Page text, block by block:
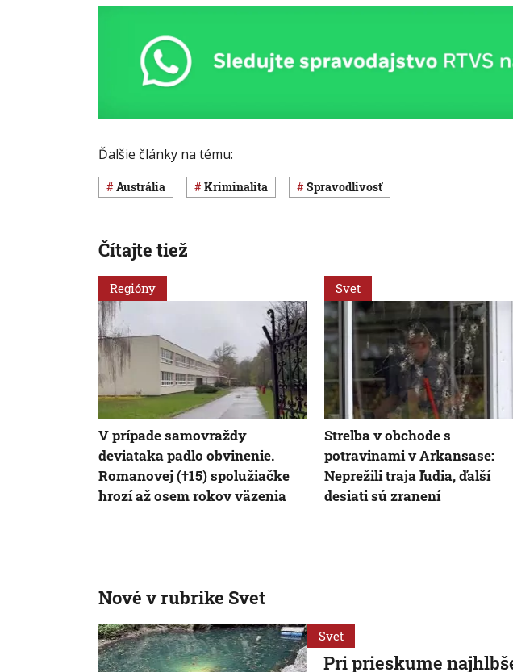
Ďalšie články na tému:
Austrália Kriminalita spravodlivosť
Čítajte tiež
Regióny
V prípade samovraždy
deviataka padlo obvinenie.
Romanovej (†15) spolužiačke
hrozí až osem rokov väzenia
Svet
Streľba v obchode s
potravinami v Arkansase:
Neprežili traja ľudia, ďalší
desiati sú zranení
Nové v rubrike Svet
Svet
Pri prieskume